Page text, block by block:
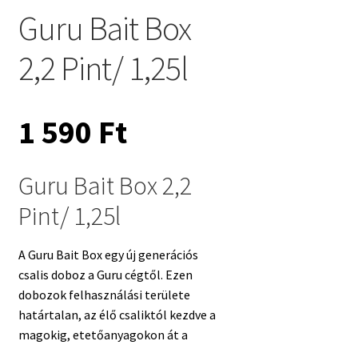
Guru Bait Box
2,2 Pint/ 1,25l
1 590 Ft
Guru Bait Box 2,2
Pint/ 1,25l
A Guru Bait Box egy új generációs
csalis doboz a Guru cégtől. Ezen
dobozok felhasználási területe
határtalan, az élő csaliktól kezdve a
magokig, etetőanyagokon át a